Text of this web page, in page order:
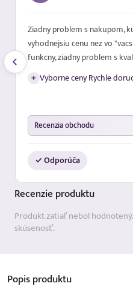
Ziadny problem s nakupom,
vyhodnejsiu cenu nez vo
funkcny, ziadny problem s
+ Vyborne ceny Rychle
Recenzia obchodu
✓ Odporúča
Recenzie produktu
Produkt zatiaľ nebol
skúsenosť.
Popisproduktu